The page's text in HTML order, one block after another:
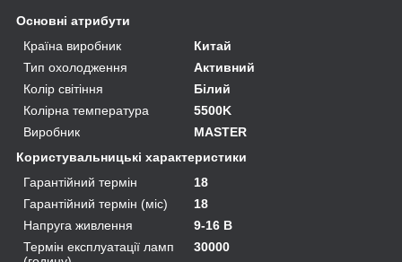
Основні атрибути
Країна виробник
Китай
Тип охолодження
Активний
Колір світіння
Білий
Колірна температура
5500K
Виробник
MASTER
Користувальницькі характеристики
Гарантійний термін
18
Гарантійний термін (міс)
18
Напруга живлення
9-16 В
Термін експлуатації ламп
30000